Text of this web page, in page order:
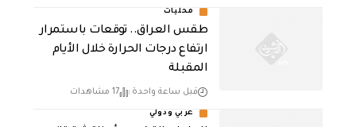
محليات
طقس العراق.. توقعات باستمرار
ارتفاع درجات الحرارة خلال الأيام
المقبلة
قبل ساعة واحدة 17 مشاهدات
عربي ودولي